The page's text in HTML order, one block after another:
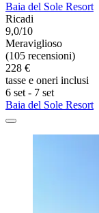
Baia del Sole Resort
Ricadi
9,0/10
Meraviglioso
(105 recensioni)
228 €
tasse e oneri inclusi
6 set - 7 set
Baia del Sole Resort